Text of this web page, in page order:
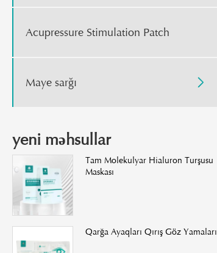
Acupressure Stimulation Patch
Maye sarğı 
yeni məhsullar
Tam Molekulyar Hialuron Turşusu
Maskası
Qarğa Ayaqları Qırış Göz Yamaları